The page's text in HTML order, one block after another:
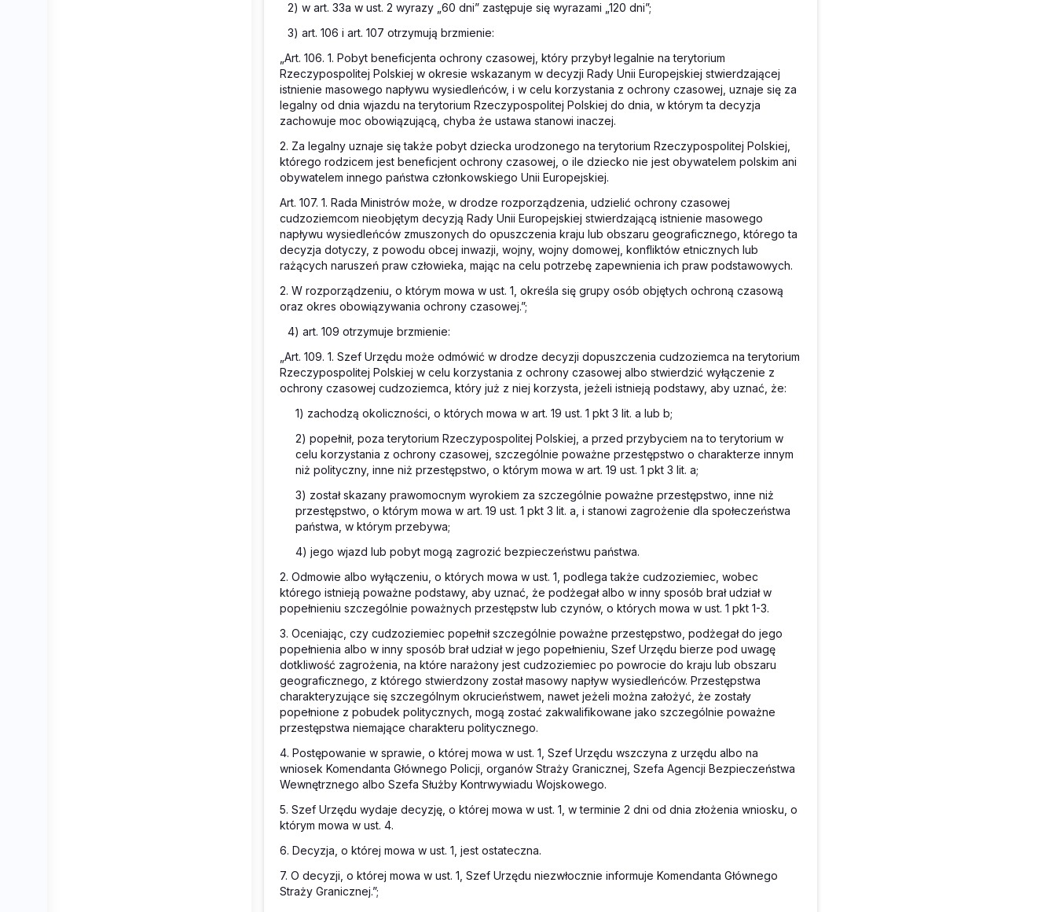
2) w art. 33a w ust. 2 wyrazy „60 dni” zastępuje się wyrazami „120 dni”;
3) art. 106 i art. 107 otrzymują brzmienie:
„Art. 106. 1. Pobyt beneficjenta ochrony czasowej, który przybył legalnie na terytorium
Rzeczypospolitej Polskiej w okresie wskazanym w decyzji Rady Unii Europejskiej stwierdzającej
istnienie masowego napływu wysiedleńców, i w celu korzystania z ochrony czasowej, uznaje się za
legalny od dnia wjazdu na terytorium Rzeczypospolitej Polskiej do dnia, w którym ta decyzja
zachowuje moc obowiązującą, chyba że ustawa stanowi inaczej.
2. Za legalny uznaje się także pobyt dziecka urodzonego na terytorium Rzeczypospolitej Polskiej,
którego rodzicem jest beneficjent ochrony czasowej, o ile dziecko nie jest obywatelem polskim ani
obywatelem innego państwa członkowskiego Unii Europejskiej.
Art. 107. 1. Rada Ministrów może, w drodze rozporządzenia, udzielić ochrony czasowej
cudzoziemcom nieobjętym decyzją Rady Unii Europejskiej stwierdzającą istnienie masowego
napływu wysiedleńców zmuszonych do opuszczenia kraju lub obszaru geograficznego, którego ta
decyzja dotyczy, z powodu obcej inwazji, wojny, wojny domowej, konfliktów etnicznych lub
rażących naruszeń praw człowieka, mając na celu potrzebę zapewnienia ich praw podstawowych.
2. W rozporządzeniu, o którym mowa w ust. 1, określa się grupy osób objętych ochroną czasową
oraz okres obowiązywania ochrony czasowej.”;
4) art. 109 otrzymuje brzmienie:
„Art. 109. 1. Szef Urzędu może odmówić w drodze decyzji dopuszczenia cudzoziemca na terytorium
Rzeczypospolitej Polskiej w celu korzystania z ochrony czasowej albo stwierdzić wyłączenie z
ochrony czasowej cudzoziemca, który już z niej korzysta, jeżeli istnieją podstawy, aby uznać, że:
1) zachodzą okoliczności, o których mowa w art. 19 ust. 1 pkt 3 lit. a lub b;
2) popełnił, poza terytorium Rzeczypospolitej Polskiej, a przed przybyciem na to terytorium w
celu korzystania z ochrony czasowej, szczególnie poważne przestępstwo o charakterze innym
niż polityczny, inne niż przestępstwo, o którym mowa w art. 19 ust. 1 pkt 3 lit. a;
3) został skazany prawomocnym wyrokiem za szczególnie poważne przestępstwo, inne niż
przestępstwo, o którym mowa w art. 19 ust. 1 pkt 3 lit. a, i stanowi zagrożenie dla społeczeństwa
państwa, w którym przebywa;
4) jego wjazd lub pobyt mogą zagrozić bezpieczeństwu państwa.
2. Odmowie albo wyłączeniu, o których mowa w ust. 1, podlega także cudzoziemiec, wobec
którego istnieją poważne podstawy, aby uznać, że podżegał albo w inny sposób brał udział w
popełnieniu szczególnie poważnych przestępstw lub czynów, o których mowa w ust. 1 pkt 1-3.
3. Oceniając, czy cudzoziemiec popełnił szczególnie poważne przestępstwo, podżegał do jego
popełnienia albo w inny sposób brał udział w jego popełnieniu, Szef Urzędu bierze pod uwagę
dotkliwość zagrożenia, na które narażony jest cudzoziemiec po powrocie do kraju lub obszaru
geograficznego, z którego stwierdzony został masowy napływ wysiedleńców. Przestępstwa
charakteryzujące się szczególnym okrucieństwem, nawet jeżeli można założyć, że zostały
popełnione z pobudek politycznych, mogą zostać zakwalifikowane jako szczególnie poważne
przestępstwa niemające charakteru politycznego.
4. Postępowanie w sprawie, o której mowa w ust. 1, Szef Urzędu wszczyna z urzędu albo na
wniosek Komendanta Głównego Policji, organów Straży Granicznej, Szefa Agencji Bezpieczeństwa
Wewnętrznego albo Szefa Służby Kontrwywiadu Wojskowego.
5. Szef Urzędu wydaje decyzję, o której mowa w ust. 1, w terminie 2 dni od dnia złożenia wniosku, o
którym mowa w ust. 4.
6. Decyzja, o której mowa w ust. 1, jest ostateczna.
7. O decyzji, o której mowa w ust. 1, Szef Urzędu niezwłocznie informuje Komendanta Głównego
Straży Granicznej.”;